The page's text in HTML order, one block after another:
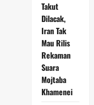
Takut
Dilacak,
Iran Tak
Mau Rilis
Rekaman
Suara
Mojtaba
Khamenei